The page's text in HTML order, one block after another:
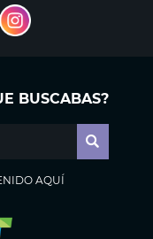
BUSCABAS?
AQUÍ